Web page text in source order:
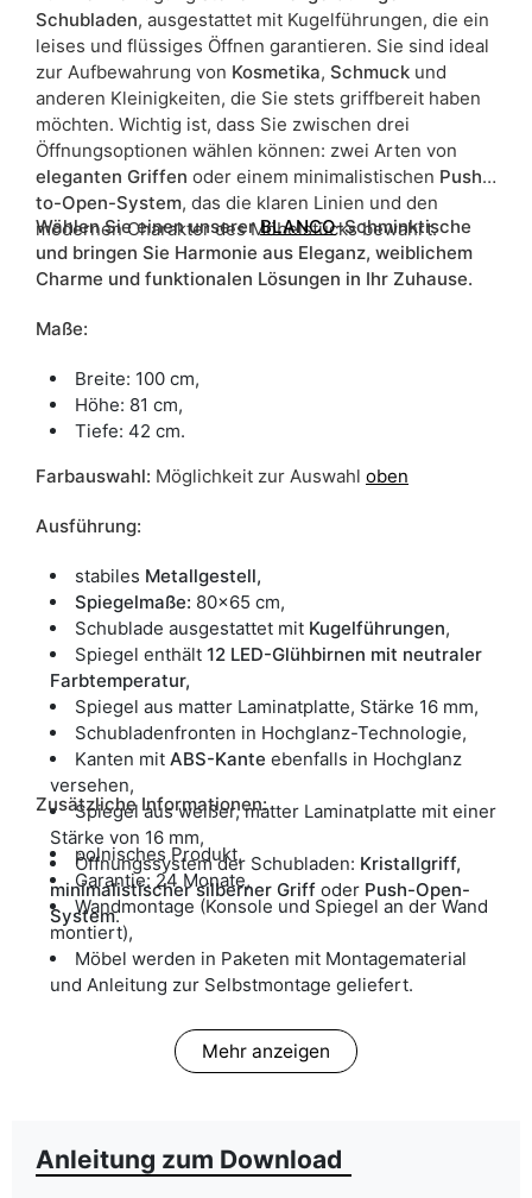
Schubladen, ausgestattet mit Kugelführungen, die ein
leises und flüssiges Öffnen garantieren. Sie sind ideal
zur Aufbewahrung von Kosmetika, Schmuck und
anderen Kleinigkeiten, die Sie stets griffbereit haben
möchten. Wichtig ist, dass Sie zwischen drei
Öffnungsoptionen wählen können: zwei Arten von
eleganten Griffen oder einem minimalistischen Push-
to-Open-System, das die klaren Linien und den
modernen Charakter des Möbelstücks bewahrt.
Wählen Sie einen unsererBLANCO-Schminktische
und bringen Sie Harmonie aus Eleganz, weiblichem
Charme und funktionalen Lösungen in Ihr Zuhause.
Maße:
Breite: 100 cm,
Höhe: 81 cm,
Tiefe: 42 cm.
Farbauswahl: Möglichkeit zur Auswahl oben
Ausführung:
stabiles Metallgestell,
Spiegelmaße: 80x65 cm,
Schublade ausgestattet mit Kugelführungen,
Spiegel enthält 12 LED-Glühbirnen mit neutraler
Farbtemperatur,
Spiegel aus matter Laminatplatte, Stärke 16 mm,
Schubladenfronten in Hochglanz-Technologie,
Kanten mit ABS-Kante ebenfalls in Hochglanz
versehen,
Spiegel aus weißer, matter Laminatplatte mit einer
Stärke von 16 mm,
Öffnungssystem der Schubladen: Kristallgriff,
minimalistischer silberner Griff oder Push-Open-
System.
Zusätzliche Informationen:
polnisches Produkt,
Garantie: 24 Monate,
Wandmontage (Konsole und Spiegel an der Wand
montiert),
Möbel werden in Paketen mit Montagematerial
und Anleitung zur Selbstmontage geliefert.
Mehr anzeigen
Anleitung zum Download